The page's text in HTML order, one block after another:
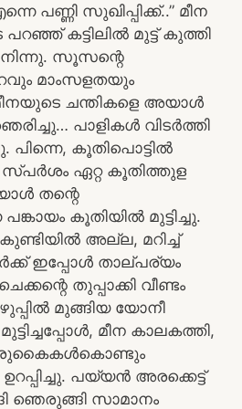
പണ്ണി സുഖിപ്പിക്ക്..” മീന
പറഞ്ഞ് കട്ടിലിൽ മുട്ട് കുത്തി
സൂസന്റെ
മാംസളതയും
ചന്തികളെ അയാൾ
പാളികൾ വിടർത്തി
പിന്നെ, കൂതിപൊട്ടിൽ
സ്പർശം ഏറ്റ കൂതിത്തുള
തന്റെ
കൂതിയിൽ മുട്ടിച്ചു.
അല്ല, മറിച്ച്‌
ഇപ്പോൾ താല്പര്യം
തുപ്പാക്കി വീണ്ടം
മുങ്ങിയ യോനീ
മീന കാലകത്തി,
പയ്യൻ അരക്കെട്ട്
ഞെരുങ്ങി സാമാനം